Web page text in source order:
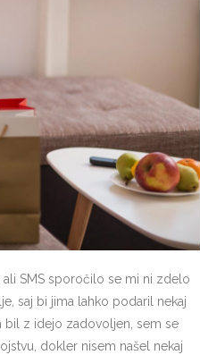
SMS sporočilo se mi ni zdelo
saj bi jima lahko podaril nekaj
bil z idejo zadovoljen, sem se
dokler nisem našel nekaj